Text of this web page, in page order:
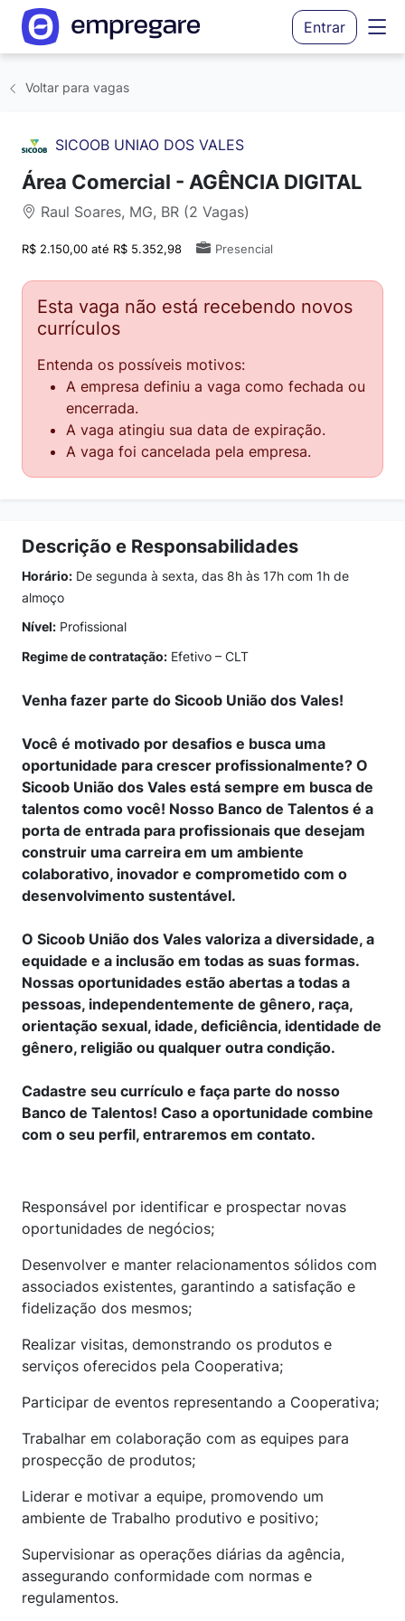
Entrar
Voltar para vagas
SICOOB UNIAO DOS VALES
Área Comercial - AGÊNCIA DIGITAL
Raul Soares, MG, BR (2 Vagas)
R$ 2.150,00 até R$ 5.352,98 Presencial
Esta vaga não está recebendo novos
currículos
Entenda os possíveis motivos:
A empresa definiu a vaga como fechada ou
encerrada.
A vaga atingiu sua data de expiração.
A vaga foi cancelada pela empresa.
Descrição e Responsabilidades
Horário: De segunda à sexta, das 8h às 17h com 1h de
almoço
Nível: Profissional
Regime de contratação: Efetivo – CLT
Venha fazer parte do Sicoob União dos Vales!
Você é motivado por desafios e busca uma
oportunidade para crescer profissionalmente? O
Sicoob União dos Vales está sempre em busca de
talentos como você! Nosso Banco de Talentos é a
porta de entrada para profissionais que desejam
construir uma carreira em um ambiente
colaborativo, inovador e comprometido com o
desenvolvimento sustentável.
O Sicoob União dos Vales valoriza a diversidade, a
equidade e a inclusão em todas as suas formas.
Nossas oportunidades estão abertas a todas a
pessoas, independentemente de gênero, raça,
orientação sexual, idade, deficiência, identidade de
gênero, religião ou qualquer outra condição.
Cadastre seu currículo e faça parte do nosso
Banco de Talentos! Caso a oportunidade combine
com o seu perfil, entraremos em contato.
Responsável por identificar e prospectar novas
oportunidades de negócios;
Desenvolver e manter relacionamentos sólidos com
associados existentes, garantindo a satisfação e
fidelização dos mesmos;
Realizar visitas, demonstrando os produtos e
serviços oferecidos pela Cooperativa;
Participar de eventos representando a Cooperativa;
Trabalhar em colaboração com as equipes para
prospecção de produtos;
Liderar e motivar a equipe, promovendo um
ambiente de Trabalho produtivo e positivo;
Supervisionar as operações diárias da agência,
assegurando conformidade com normas e
regulamentos.